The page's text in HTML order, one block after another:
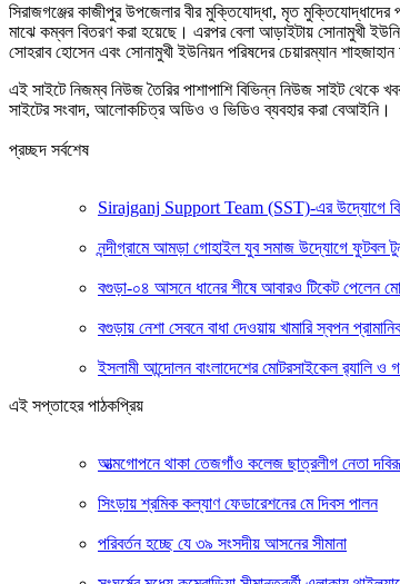
সিরাজগঞ্জের কাজীপুর উপজেলার বীর মুক্তিযোদ্ধা, মৃত
মাঝে কম্বল বিতরণ করা হয়েছে। এরপর বেলা আড়াইটায় সোনামুখী
সোহরাব হোসেন এবং সোনামুখী ইউনিয়ন পরিষদের চেয়ারম্যান
এই সাইটে নিজম্ব নিউজ তৈরির পাশাপাশি বিভিন্ন নিউজ সাইট
সাইটের সংবাদ, আলোকচিত্র অডিও ও ভিডিও ব্যবহার করা বেআইনি।
প্রচ্ছদ সর্বশেষ
Sirajganj Support Team (SST)-এর উদ্যোগে
নন্দীগ্রামে আমড়া গোহাইল যুব সমাজ উদ্যোগে ফুটবল
বগুড়া-০৪ আসনে ধানের শীষে আবারও টিকেট পেলেন
বগুড়ায় নেশা সেবনে বাধা দেওয়ায় খামারি স্বপন
ইসলামী আন্দোলন বাংলাদেশের মোটরসাইকেল র‍্যালি ও
এই সপ্তাহের পাঠকপ্রিয়
আত্মগোপনে থাকা তেজগাঁও কলেজ ছাত্রলীগ নেতা
সিংড়ায় শ্রমিক কল্যাণ ফেডারেশনের মে দিবস পালন
পরিবর্তন হচ্ছে যে ৩৯ সংসদীয় আসনের সীমানা